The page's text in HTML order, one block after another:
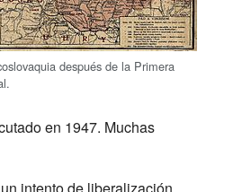
después de la Primera
en 1947. Muchas
un intento de liberalización